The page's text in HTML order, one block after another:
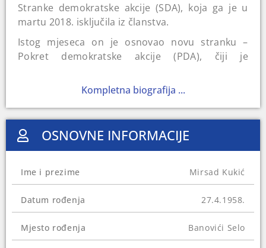
Stranke demokratske akcije (SDA), koja ga je u
martu 2018. isključila iz članstva.
Istog mjeseca on je osnovao novu stranku –
Pokret demokratske akcije (PDA), čiji je
Kukić je od 1994. do 2001. godine bio generalni
direktor Rudnika mrkog uglja “Banovići”. Bio je
vijećnik u Općinskom vijeću u Banovićima i
poslanik u Skupštini Tuzlanskog kantona. Na
zastupnika u Predstavničkom domu Parlamenta
skupštine BiH je izabran na Općim izborima 2018.
Zajedno sa još osam osoba, Kantonalno
Kompletna biografija ...
OSNOVNE INFORMACIJE
Ime i prezime Mirsad Kukić
Datum rođenja 27.4.1958.
Mjesto rođenja Banovići Selo